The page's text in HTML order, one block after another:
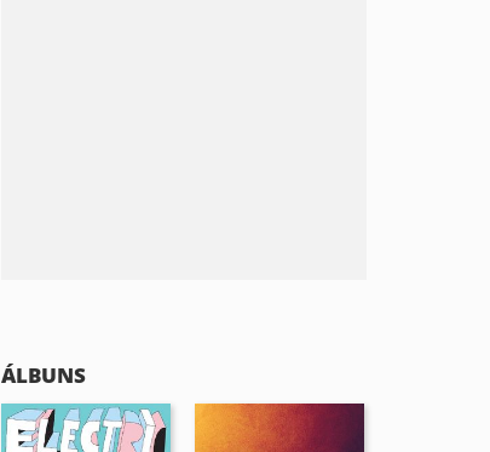
ÁLBUNS